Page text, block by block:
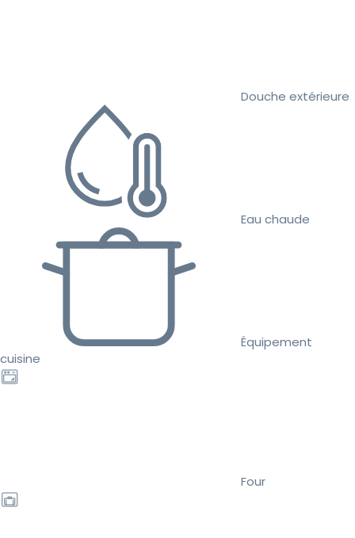
Douche extérieure
Eau chaude
Équipement
cuisine
Four